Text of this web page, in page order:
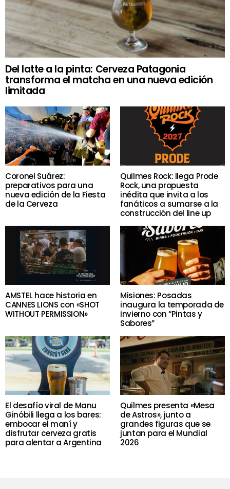
Del latte a la pinta: Cerveza Patagonia
transforma el matcha en una nueva edición
limitada
Coronel Suárez:
preparativos para una
nueva edición de la Fiesta
de la Cerveza
Quilmes Rock: llega Prode
Rock, una propuesta
inédita que invita a los
fanáticos a sumarse a la
construcción del line up
AMSTEL hace historia en
CANNES LIONS con «SHOT
WITHOUT PERMISSION»
Misiones: Posadas
inaugura la temporada de
invierno con “Pintas y
Sabores”
El desafío viral de Manu
Ginóbili llega a los bares:
embocar el maní y
disfrutar cerveza gratis
para alentar a Argentina
Quilmes presenta «Mesa
de Astros», junto a
grandes figuras que se
juntan para el Mundial
2026